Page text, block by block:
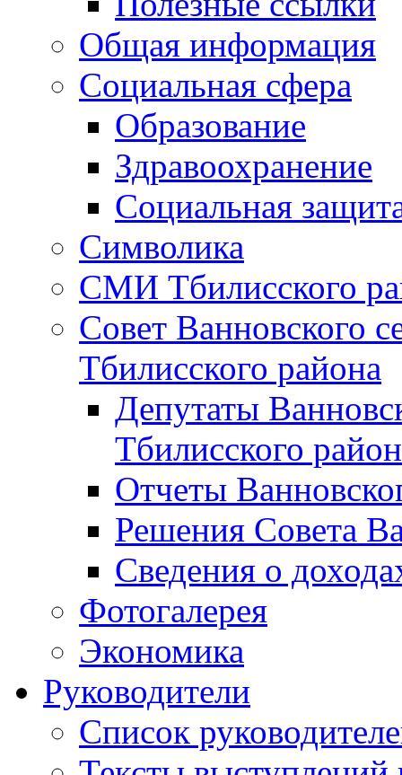
Общая информация
Социальная сфера
Образование
Здравоохранение
Социальная
Символика
СМИ Тбилисского
Совет Ванновского
Тбилисского района
Депутаты
Тбилисского
Отчеты
Решения Совета
Сведения о
Фотогалерея
Экономика
Руководители
Список